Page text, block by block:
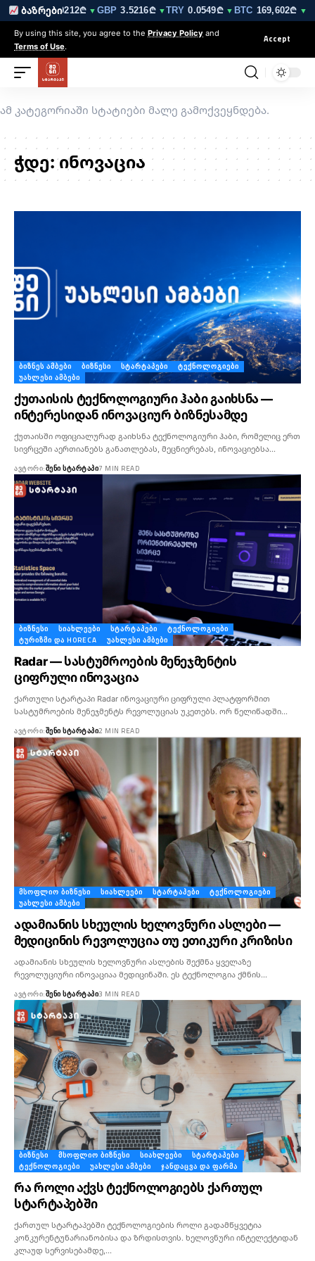
ბაზრები
▼EUR3.0212₾▼GBP3.5216₾▼TRY0.0549₾▼BTC169,602₾▼
By using this site, you agree to the Privacy Policy and
Terms of Use.
Accept
ამ კატეგორიაში სტატიები მალე გამოქვეყნდება.
ჭდე:ინოვაცია
ᲑᲘᲖᲜᲔᲡ ᲐᲛᲑᲔᲑᲘ ᲑᲘᲖᲜᲔᲡᲘ ᲡᲢᲐᲠᲢᲐᲞᲔᲑᲘ
ᲢᲔᲥᲜᲝᲚᲝᲒᲘᲔᲑᲘ
ᲣᲐᲮᲚᲔᲡᲘ ᲐᲛᲑᲔᲑᲘ
ქუთაისის ტექნოლოგიური ჰაბი გაიხსნა —
ინტერესიდან ინოვაციურ ბიზნესამდე
ქუთაისში ოფიციალურად გაიხსნა ტექნოლოგიური ჰაბი, რომელიც ერთ
სივრცეში აერთიანებს განათლებას, მეცნიერებას, ინოვაციებსა…
ᲐᲕᲢᲝᲠᲘ:ᲨᲔᲜᲘ ᲡᲢᲐᲠᲢᲐᲞᲘ7 MIN READ
ᲑᲘᲖᲜᲔᲡᲘ ᲡᲘᲐᲮᲚᲔᲔᲑᲘ ᲡᲢᲐᲠᲢᲐᲞᲔᲑᲘ
ᲢᲔᲥᲜᲝᲚᲝᲒᲘᲔᲑᲘ
ᲢᲣᲠᲘᲖᲛᲘ ᲓᲐ HORECA
ᲣᲐᲮᲚᲔᲡᲘ ᲐᲛᲑᲔᲑᲘ
Radar — სასტუმროების მენეჯმენტის
ციფრული ინოვაცია
ქართული სტარტაპი Radar ინოვაციური ციფრული პლატფორმით
სასტუმროების მენეჯმენტს რევოლუციას უკეთებს. ორ წელიწადში…
ᲐᲕᲢᲝᲠᲘ:ᲨᲔᲜᲘ ᲡᲢᲐᲠᲢᲐᲞᲘ2 MIN READ
ᲛᲡᲝᲤᲚᲘᲝ ᲑᲘᲖᲜᲔᲡᲘ ᲡᲘᲐᲮᲚᲔᲔᲑᲘ ᲡᲢᲐᲠᲢᲐᲞᲔᲑᲘ
ᲢᲔᲥᲜᲝᲚᲝᲒᲘᲔᲑᲘ
ᲣᲐᲮᲚᲔᲡᲘ ᲐᲛᲑᲔᲑᲘ
ადამიანის სხეულის ხელოვნური ასლები —
მედიცინის რევოლუცია თუ ეთიკური კრიზისი
ადამიანის სხეულის ხელოვნური ასლების შექმნა ყველაზე
რევოლუციური ინოვაციაა მედიცინაში. ეს ტექნოლოგია ქმნის…
ᲐᲕᲢᲝᲠᲘ:ᲨᲔᲜᲘ ᲡᲢᲐᲠᲢᲐᲞᲘ3 MIN READ
ᲑᲘᲖᲜᲔᲡᲘ ᲛᲡᲝᲤᲚᲘᲝ ᲑᲘᲖᲜᲔᲡᲘ ᲡᲘᲐᲮᲚᲔᲔᲑᲘ
ᲡᲢᲐᲠᲢᲐᲞᲔᲑᲘ
ᲢᲔᲥᲜᲝᲚᲝᲒᲘᲔᲑᲘ
ᲣᲐᲮᲚᲔᲡᲘ ᲐᲛᲑᲔᲑᲘ ᲯᲐᲜᲓᲐᲪᲕᲐ ᲓᲐ ᲤᲐᲠᲛᲐ
რა როლი აქვს ტექნოლოგიებს ქართულ
სტარტაპებში
ქართულ სტარტაპებში ტექნოლოგიების როლი გადამწყვეტია
კონკურენტუნარიანობისა და ზრდისთვის. ხელოვნური ინტელექტიდან
კლაუდ სერვისებამდე,…